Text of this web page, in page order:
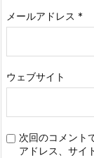
メールアドレス *
ウェブサイト
次回のコメント
アドレス、サイ